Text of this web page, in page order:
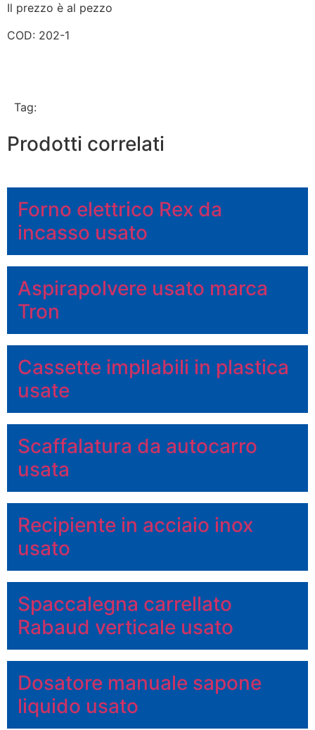
Il prezzo è al pezzo
COD: 202-1
Tag:
Prodotti correlati
Forno elettrico Rex da
incasso usato
Aspirapolvere usato marca
Tron
Cassette impilabili in plastica
usate
Scaffalatura da autocarro
usata
Recipiente in acciaio inox
usato
Spaccalegna carrellato
Rabaud verticale usato
Dosatore manuale sapone
liquido usato